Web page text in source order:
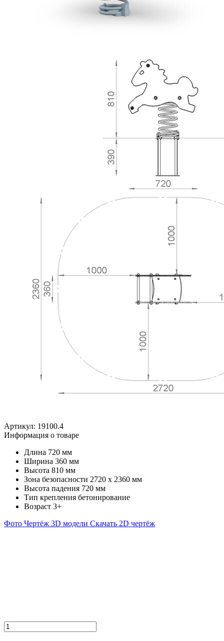
Артикул: 19100.4
Информация о товаре
Длина 720 мм
Ширина 360 мм
Высота 810 мм
Зона безопасности 2720 х 2360 мм
Высота падения 720 мм
Тип крепления бетонирование
Возраст 3+
Фото Чертёж 3D модели Скачать 2D чертёж